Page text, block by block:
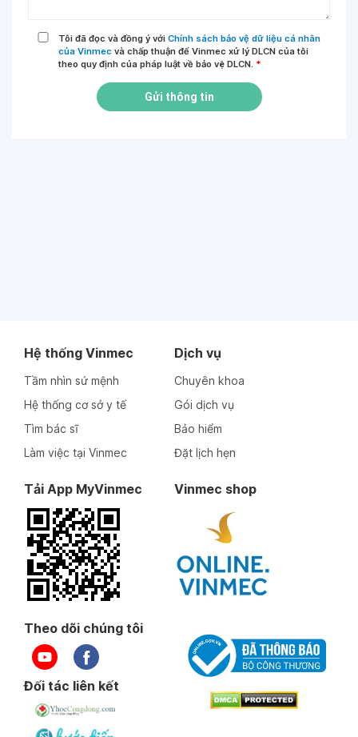
Tôi đã đọc và đồng ý với Chính sách bảo vệ dữ liệu cá nhân
của Vinmec và chấp thuận để Vinmec xử lý DLCN của tôi
theo quy định của pháp luật về bảo vệ DLCN. *
Gửi thông tin
Hệ thống Vinmec
Tầm nhìn sứ mệnh
Hệ thống cơ sở y tế
Tìm bác sĩ
Làm việc tại Vinmec
Dịch vụ
Chuyên khoa
Gói dịch vụ
Bảo hiểm
Đặt lịch hẹn
Tải App MyVinmec Vinmec shop
Theo dõi chúng tôi
Đối tác liên kết